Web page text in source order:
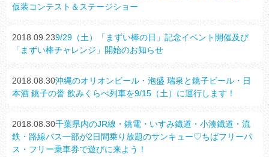
仮装コンテスト＆ステージショー
2018.09.239/29（土）「まずい棒の日」記念イベント開催及び
「まずい棒チャレンジ」開始のお知らせ
2018.08.30沖縄のオリオンビール・泡盛 瑞泉と銚子ビール・日
本酒 銚子の誉 飲みくらべ列車を9/15（土）に運行します！
2018.08.30千葉県内のJR線・銚電・いすみ鐡道・小湊鐡道・流
鉄・路線バス一部が2日間乗り放題のサンキュー♡ちばフリーパ
ス・フリー乗車券で遊びに来よう！